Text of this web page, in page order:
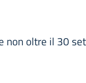
non oltre il 30